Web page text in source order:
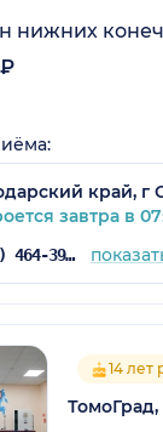
нижних
край, г
завтра в
+7 (861) 464-39-50
14 лет